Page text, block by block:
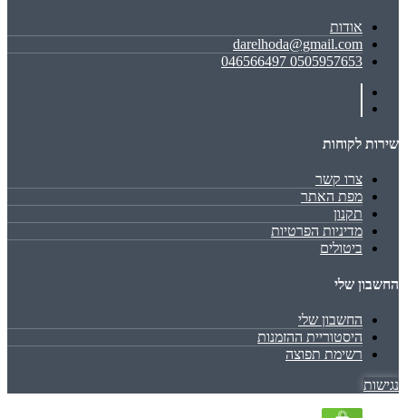
אודות
darelhoda@gmail.com
0505957653 046566497
שירות לקוחות
צרו קשר
מפת האתר
תקנון
מדיניות הפרטיות
ביטולים
החשבון שלי
החשבון שלי
היסטוריית ההזמנות
רשימת תפוצה
נגישות